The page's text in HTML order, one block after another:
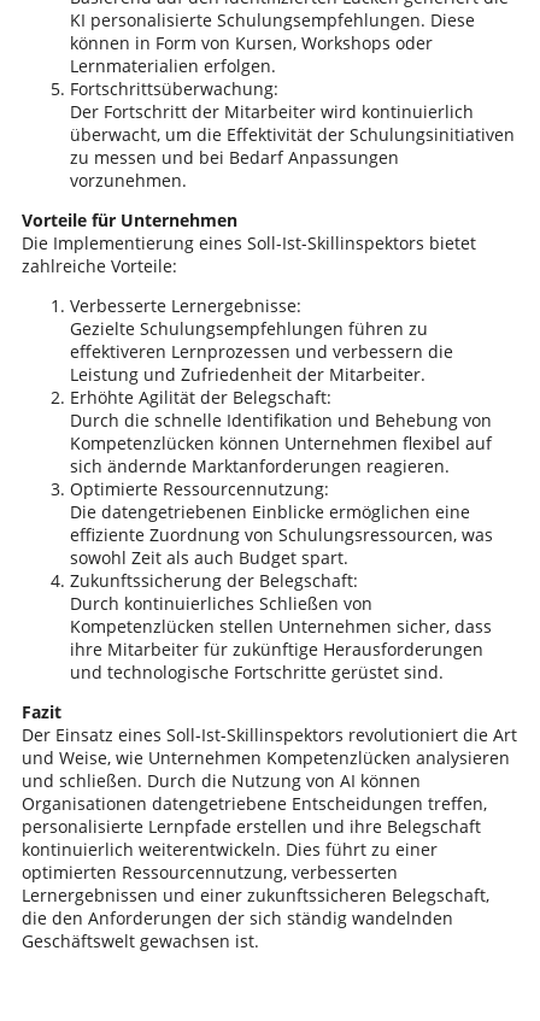
KI personalisierte Schulungsempfehlungen. Diese
können in Form von Kursen, Workshops oder
Lernmaterialien erfolgen.
Fortschrittsüberwachung:
Der Fortschritt der Mitarbeiter wird kontinuierlich
überwacht, um die Effektivität der Schulungsinitiativen
zu messen und bei Bedarf Anpassungen
vorzunehmen.
Vorteile für Unternehmen
Die Implementierung eines Soll-Ist-Skillinspektors bietet
zahlreiche Vorteile:
Verbesserte Lernergebnisse:
Gezielte Schulungsempfehlungen führen zu
effektiveren Lernprozessen und verbessern die
Leistung und Zufriedenheit der Mitarbeiter.
Erhöhte Agilität der Belegschaft:
Durch die schnelle Identifikation und Behebung von
Kompetenzlücken können Unternehmen flexibel auf
sich ändernde Marktanforderungen reagieren.
Optimierte Ressourcennutzung:
Die datengetriebenen Einblicke ermöglichen eine
effiziente Zuordnung von Schulungsressourcen, was
sowohl Zeit als auch Budget spart.
Zukunftssicherung der Belegschaft:
Durch kontinuierliches Schließen von
Kompetenzlücken stellen Unternehmen sicher, dass
ihre Mitarbeiter für zukünftige Herausforderungen
und technologische Fortschritte gerüstet sind.
Fazit
Der Einsatz eines Soll-Ist-Skillinspektors revolutioniert die Art
und Weise, wie Unternehmen Kompetenzlücken analysieren
und schließen. Durch die Nutzung von AI können
Organisationen datengetriebene Entscheidungen treffen,
personalisierte Lernpfade erstellen und ihre Belegschaft
kontinuierlich weiterentwickeln. Dies führt zu einer
optimierten Ressourcennutzung, verbesserten
Lernergebnissen und einer zukunftssicheren Belegschaft,
die den Anforderungen der sich ständig wandelnden
Geschäftswelt gewachsen ist.